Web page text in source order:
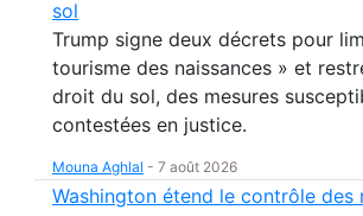
sol
Trump signe deux décrets pour
tourisme des naissances » et
droit du sol, des mesures
contestées en justice.
Mouna Aghlal - 7 août 2026
Washington étend le contrôle des